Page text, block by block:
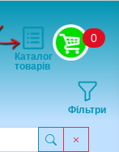
0
Фільтри
Каталог
товарів